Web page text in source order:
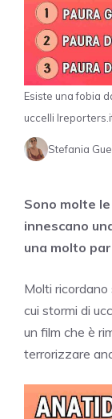
Esiste una fobia
uccelli
Stefania
Sono molte
innescano
una molto
Molti
cui stormi di
un film che è
terrorizzare